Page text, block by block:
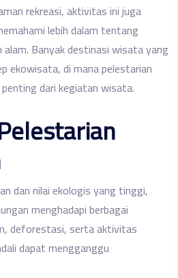
rekreasi, aktivitas ini juga
lebih dalam tentang
alam. Banyak destinasi wisata yang
ekowisata, di mana pelestarian
dari kegiatan wisata.
dan nilai ekologis yang tinggi,
menghadapi berbagai
deforestasi, serta aktivitas
dapat mengganggu